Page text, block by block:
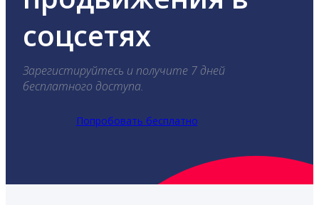
соцсетях
Зарегистируйтесь и получите 7 дней
бесплатного доступа.
Попробовать бесплатно